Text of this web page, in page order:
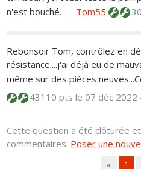
n'est bouché. — Tom55
Rebonsoir Tom, contrôlez en
résistance....j'ai déjà eu de
même sur des pièces
43110 ptsle 07 déc 2022
Cette question a été clôturée
commentaires. Poser une
« 1